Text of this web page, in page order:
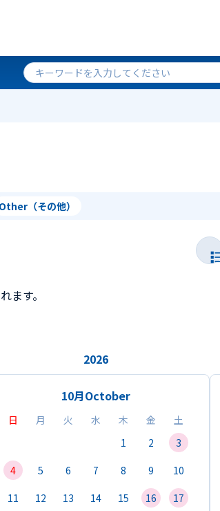
Other（その他）
ます。
2026
10月October
日 月 火 水 木 金
土
1
2
3
4
5 6 7 8 9
10
11
12 13 14 15 16
17